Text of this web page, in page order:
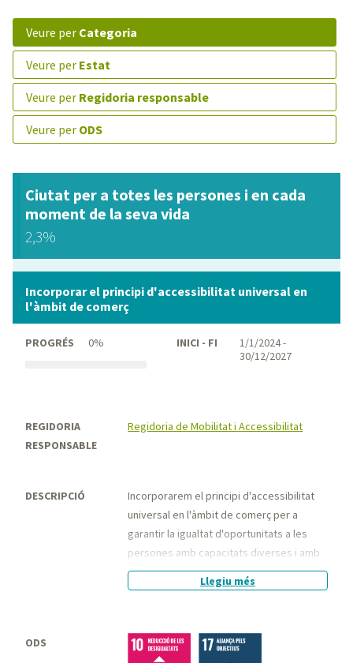
veure per Categoria
veure per Estat
veure per Regidoria responsable
veure per ODS
Ciutat per a totes les persones i en cada
moment de la seva vida
2,3%
Incorporar el principi d'accessibilitat universal en
l'àmbit de comerç
PROGRÉS 0% INICI - FI
1/1/2024 -
30/12/2027
REGIDORIA
RESPONSABLE
Regidoria de Mobilitat i Accessibilitat
DESCRIPCIÓ
Incorporarem el principi d'accessibilitat
universal en l'àmbit de comerç per a
garantir la igualtat d'oportunitats a les
persones amb capacitats diverses i amb
discapacitat, millorant la senyalització
dels establiments comercials amb
informacions de l'ajuntament versions
Llegiu més
ODS